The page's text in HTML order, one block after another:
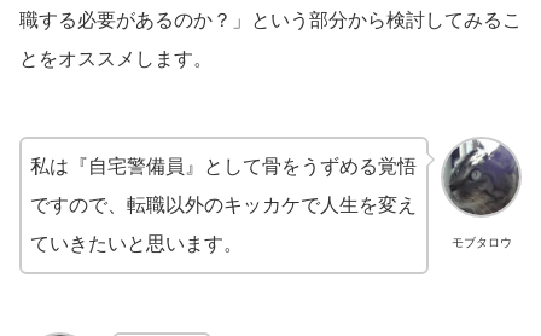
職する必要があるのか？」という部分から検討してみるこ
とをオススメします。
モブタロウ
私は『自宅警備員』として骨をうずめる覚悟
ですので、転職以外のキッカケで人生を変え
ていきたいと思います。